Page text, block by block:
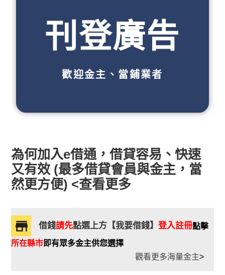
刊登廣告
歡迎金主、當鋪業者
為何加入e借通，借貸容易、快速
又有效 (最多借貸會員與金主，當
然更方便) <查看更多
借錢請先點選上方【我要借錢】登入註冊點擊
所在縣市即有眾多金主供您選擇
觀看更多海量金主>